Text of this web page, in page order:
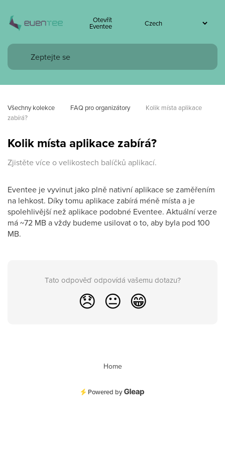
Otevřít
Eventee
Všechny kolekce FAQ pro organizátory
Kolik místa aplikace
zabírá?
Kolik místa aplikace zabírá?
Zjistěte více o velikostech balíčků aplikací.
Eventee je vyvinut jako plně nativní aplikace se zaměřením
na lehkost. Díky tomu aplikace zabírá méně místa a je
spolehlivější než aplikace podobné Eventee. Aktuální verze
má ~72 MB a vždy budeme usilovat o to, aby byla pod 100
MB.
Tato odpověď odpovídá vašemu dotazu?
😞 😐 😁
Home
Powered by